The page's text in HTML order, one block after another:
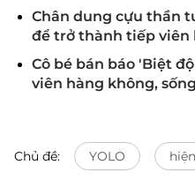
Chân dung cựu thần
để trở thành tiếp viên
Cô bé bán báo 'Biệt
viên hàng không,
Chủ đề: YOLO